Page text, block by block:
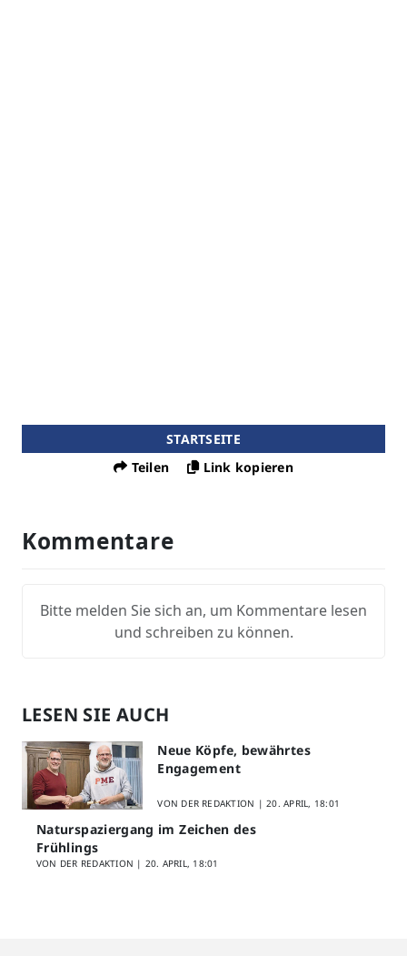
STARTSEITE
Teilen
Link kopieren
Kommentare
Bitte melden Sie sich an, um Kommentare lesen
und schreiben zu können.
LESEN SIE AUCH
Neue Köpfe, bewährtes
Engagement
VON DER REDAKTION |20. APRIL, 18:01
Naturspaziergang im Zeichen des
Frühlings
VON DER REDAKTION | 20. APRIL, 18:01